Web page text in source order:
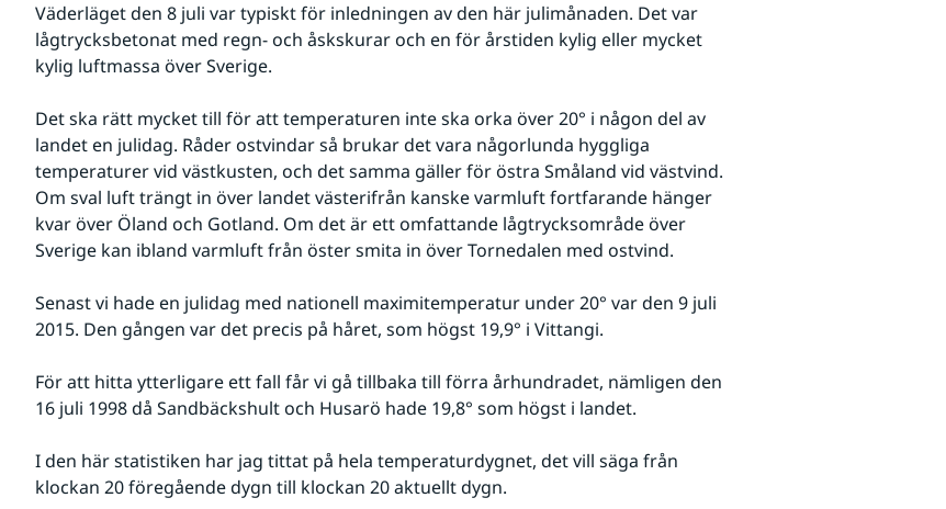
Väderläget den 8 juli var typiskt för inledningen av den här julimånaden. Det var
lågtrycksbetonat med regn- och åskskurar och en för årstiden kylig eller mycket
kylig luftmassa över Sverige.
Det ska rätt mycket till för att temperaturen inte ska orka över 20° i någon del av
landet en julidag. Råder ostvindar så brukar det vara någorlunda hyggliga
temperaturer vid västkusten, och det samma gäller för östra Småland vid västvind.
Om sval luft trängt in över landet västerifrån kanske varmluft fortfarande hänger
kvar över Öland och Gotland. Om det är ett omfattande lågtrycksområde över
Sverige kan ibland varmluft från öster smita in över Tornedalen med ostvind.
Senast vi hade en julidag med nationell maximitemperatur under 20° var den 9 juli
2015. Den gången var det precis på håret, som högst 19,9° i Vittangi.
För att hitta ytterligare ett fall får vi gå tillbaka till förra århundradet, nämligen den
16 juli 1998 då Sandbäckshult och Husarö hade 19,8° som högst i landet.
I den här statistiken har jag tittat på hela temperaturdygnet, det vill säga från
klockan 20 föregående dygn till klockan 20 aktuellt dygn.